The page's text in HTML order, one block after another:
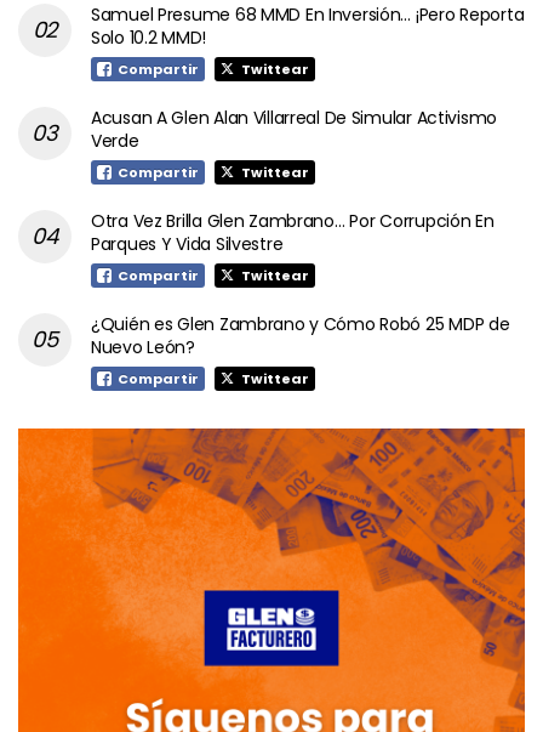
Samuel Presume 68 MMD En Inversión… ¡Pero Reporta
Solo 10.2 MMD!
Compartir Twittear
Acusan A Glen Alan Villarreal De Simular Activismo
Verde
Compartir Twittear
Otra Vez Brilla Glen Zambrano… Por Corrupción En
Parques Y Vida Silvestre
Compartir Twittear
¿Quién es Glen Zambrano y Cómo Robó 25 MDP de
Nuevo León?
Compartir Twittear